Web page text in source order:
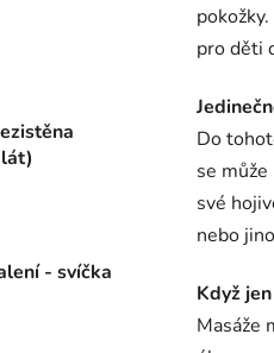
- svíčka
pro děti
Do
se
své
nebo
Když
Masáže